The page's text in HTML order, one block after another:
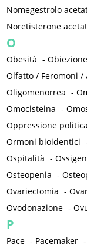
Nomegestrolo
Noretisterone
O
Obesità -
Olfatto / Feromoni /
Oligomenorrea -
Omocisteina -
Oppressione politica
Ormoni bioidentici
Ospitalità -
Osteopenia -
Ovariectomia -
Ovodonazione -
P
Pace - Pacemaker -